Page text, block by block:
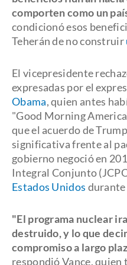
comporten como un
condicionó esos
Teherán de no construir
El vicepresidente
expresadas por el
Obama, quien antes
"Good Morning
que el acuerdo de
significativa frente al
gobierno negoció en
Integral Conjunto
Estados Unidos
"El programa nuclear
destruido, y lo que
compromiso a largo
respondió Vance, quien